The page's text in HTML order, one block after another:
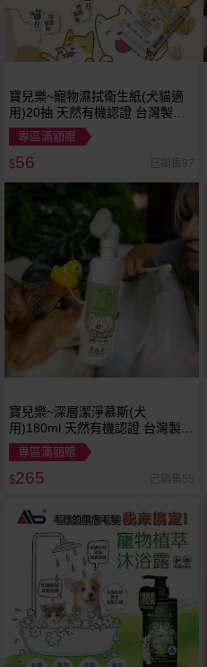
寶兒樂~寵物濕拭衛生紙(犬貓適
用)20抽 天然有機認證 台灣製造
小包 隨身包
專區滿額贈
$56 已銷售87
寶兒樂~深層潔淨慕斯(犬
用)180ml 天然有機認證 台灣製造
免沖水
專區滿額贈
$265 已銷售55